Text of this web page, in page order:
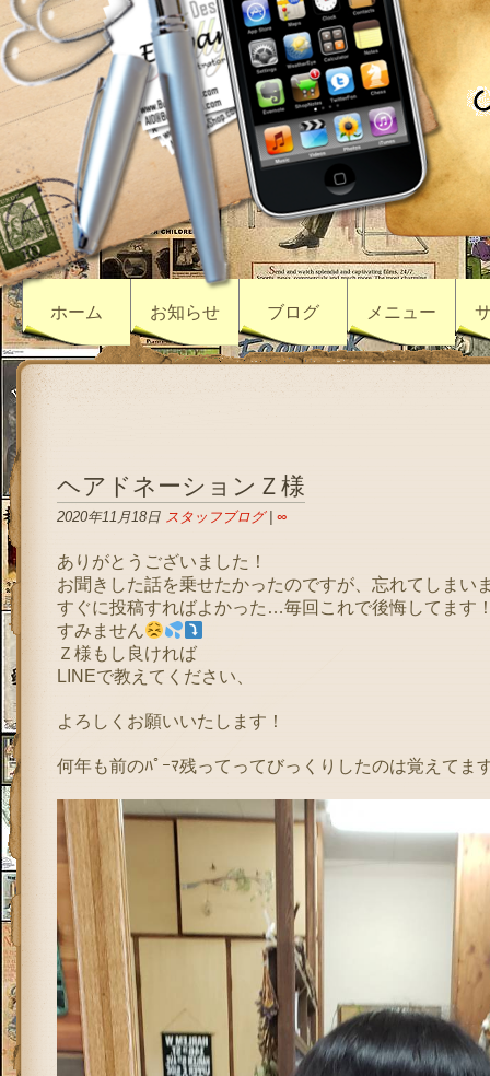
ホーム お知らせ ブログ メニュー
ヘアドネーションＺ様
2020年11月18日 スタッフブログ| ∞
ありがとうございました！
お聞きした話を乗せたかったのですが、忘れてしまい
すぐに投稿すればよかった…毎回これで後悔してます
すみません
Ｚ様もし良ければ
LINEで教えてください、
よろしくお願いいたします！
何年も前のﾊﾟｰﾏ残ってってびっくりしたのは覚えてま